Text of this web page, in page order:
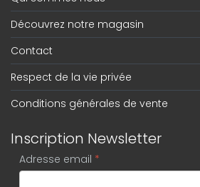
Découvrez notre magasin
Contact
Respect de la vie privée
Conditions générales de vente
Inscription Newsletter
Adresse email *